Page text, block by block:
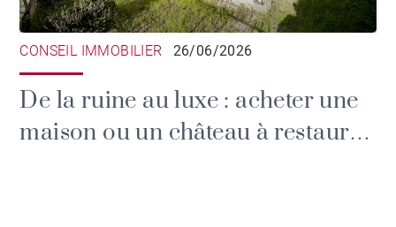
CONSEIL IMMOBILIER 26/06/2026
De la ruine au luxe : acheter une
maison ou un château à restaurer